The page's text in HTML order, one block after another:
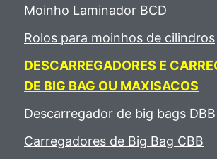
Moinho Laminador BCD
Rolos para moinhos de cilindros
DESCARREGADORES E
DE BIG BAG OU MAXISACOS
Descarregador de big bags DBB
Carregadores de Big Bag CBB